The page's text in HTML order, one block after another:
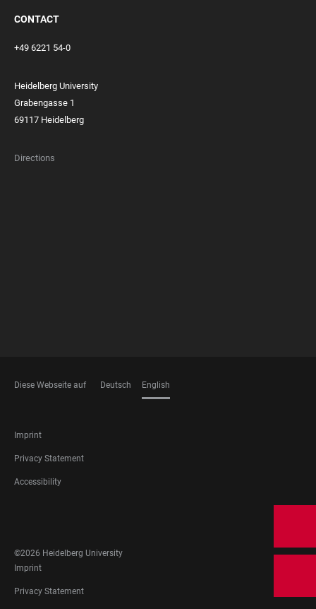
CONTACT
+49 6221 54-0
Heidelberg University
Grabengasse 1
69117 Heidelberg
Directions
Diese Webseite auf Deutsch English
FOOTER
LEGAL
Imprint
Privacy Statement
Accessibility
MEDIA
©2026 Heidelberg University
FOOTER
LEGAL
Imprint
Privacy Statement